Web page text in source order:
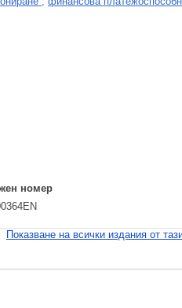
номер
Показване на всички издания от